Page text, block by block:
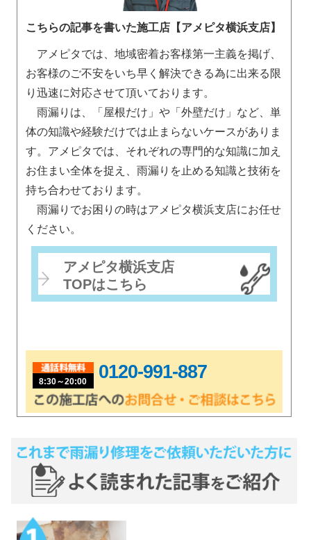
こちらの記事を書いた施工店【アメピタ横浜支店】
アメピタでは、地域密着お客様第一主義を掲げ、
お客様のご不安をいち早く解決できる為に出来る限
り迅速に対応させて頂いております。
雨漏りは、「屋根だけ」や「外壁だけ」など、単
体の知識や経験だけでは止まらないケースがありま
す。アメピタでは、それぞれの専門的な知識に加え
お住まい全体を捉え、雨漏りを止める知識と技術を
持ち合わせております。
雨漏りでお困りの時はアメピタ横浜支店にお任せ
ください。
アメピタ横浜支店
TOPはこちら
8:30～20:00 0120-991-887